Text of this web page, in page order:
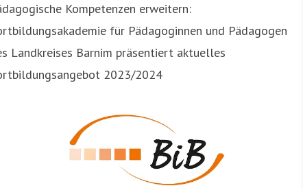
Kompetenzen erweitern:
für Pädagoginnen und Pädagogen
Landkreises Barnim präsentiert aktuelles
2023/2024